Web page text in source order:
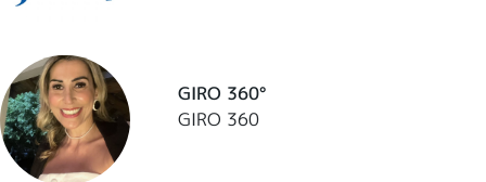
GIRO 360°
GIRO 360